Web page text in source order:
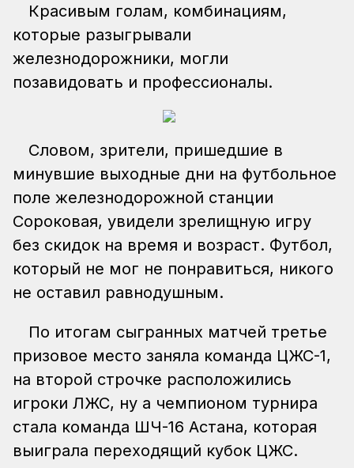
Красивым голам, комбинациям,
которые разыгрывали
железнодорожники, могли
позавидовать и профессионалы.
Словом, зрители, пришедшие в
минувшие выходные дни на футбольное
поле железнодорожной станции
Сороковая, увидели зрелищную игру
без скидок на время и возраст. Футбол,
который не мог не понравиться, никого
не оставил равнодушным.
По итогам сыгранных матчей третье
призовое место заняла команда ЦЖС-1,
на второй строчке расположились
игроки ЛЖС, ну а чемпионом турнира
стала команда ШЧ-16 Астана, которая
выиграла переходящий кубок ЦЖС.